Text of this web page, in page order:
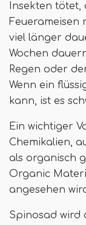
Insekten tötet,
Feuerameisen
viel länger
Wochen
Regen oder
Wenn ein
kann, ist es
Ein wichtiger
Chemikalien,
als organisch
Organic
angesehen
Spinosad wird